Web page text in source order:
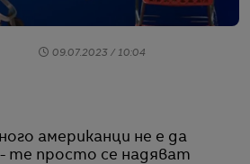
09.07.2023 / 10:04
те просто се надяват